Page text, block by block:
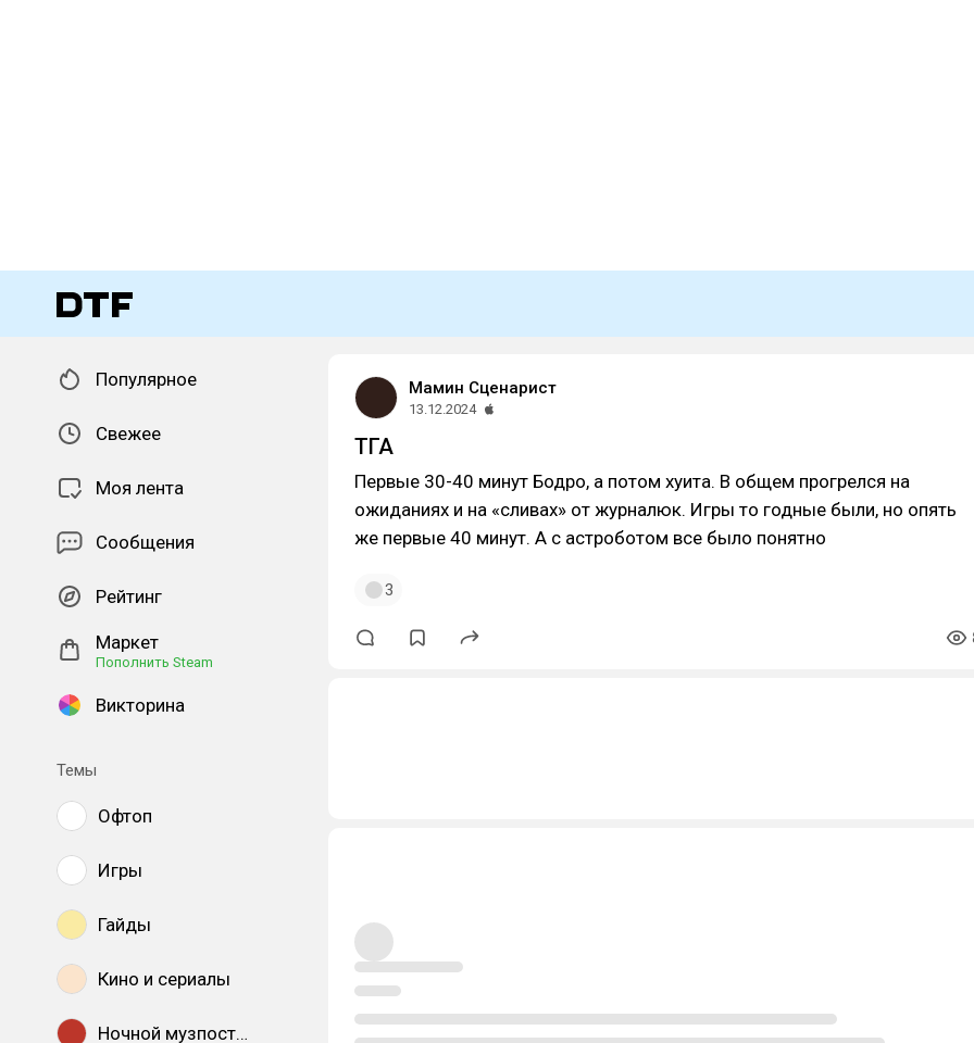
Популярное
Свежее
Моя лента
Сообщения
Рейтинг
Маркет
Пополнить Steam
Викторина
Темы
Офтоп
Игры
Гайды
Кино и сериалы
Ночной музпостинг
Мамин Сценарист
13.12.2024
ТГА
Первые 30-40 минут Бодро, а потом хуита. В общем прогрелся на
ожиданиях и на «сливах» от журналюк. Игры то годные были, но опять
же первые 40 минут. А с астроботом все было понятно
3